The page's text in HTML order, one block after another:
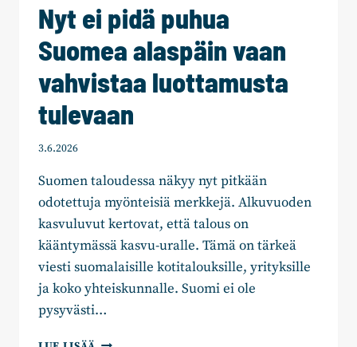
Nyt ei pidä puhua
Suomea alaspäin vaan
vahvistaa luottamusta
tulevaan
3.6.2026
Suomen taloudessa näkyy nyt pitkään
odotettuja myönteisiä merkkejä. Alkuvuoden
kasvuluvut kertovat, että talous on
kääntymässä kasvu-uralle. Tämä on tärkeä
viesti suomalaisille kotitalouksille, yrityksille
ja koko yhteiskunnalle. Suomi ei ole
pysyvästi…
NYT